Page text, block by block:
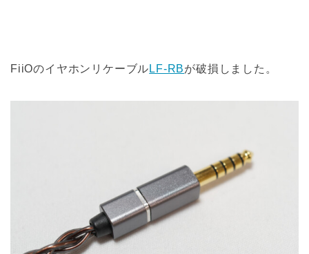
FiiOのイヤホンリケーブル LF-RBが破損しました。